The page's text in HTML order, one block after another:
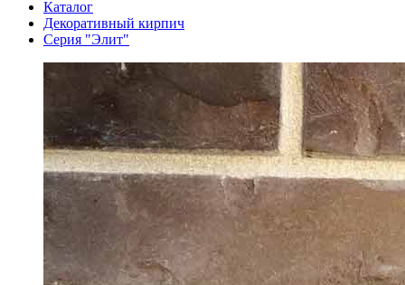
Каталог
Декоративный кирпич
Серия "Элит"